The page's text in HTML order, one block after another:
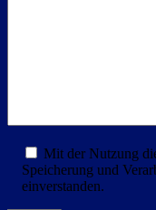
Mit der Nutzung
Speicherung und
einverstanden.